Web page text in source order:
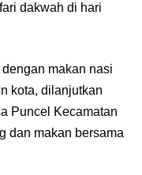
dakwah di hari
makan nasi
kota, dilanjutkan
Puncel Kecamatan
dan makan bersama